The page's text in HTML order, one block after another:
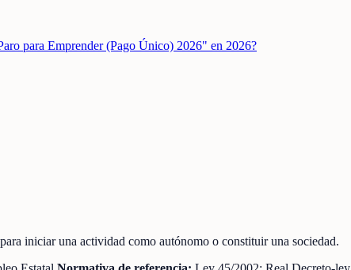
para Emprender (Pago Único) 2026" en 2026?
iniciar una actividad como autónomo o constituir una sociedad.